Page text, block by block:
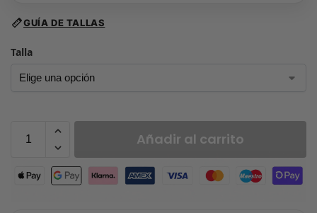
GUÍA DE TALLAS
Talla
Añadir al carrito